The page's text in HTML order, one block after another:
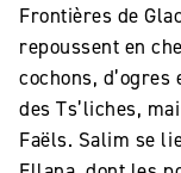
Frontières de
repoussent en
cochons,
des Ts’liches,
Faëls. Salim se